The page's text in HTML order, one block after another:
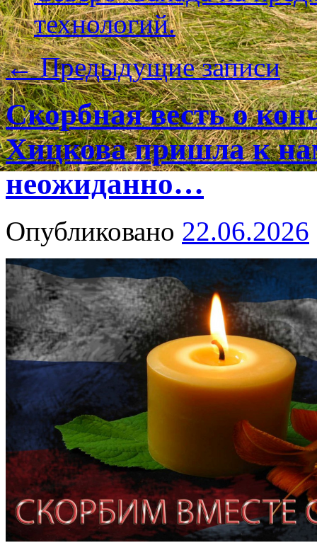
технологий.
←Предыдущие записи
Скорбная весть о
Хицкова пришла к
неожиданно…
Опубликовано 22.06.2026